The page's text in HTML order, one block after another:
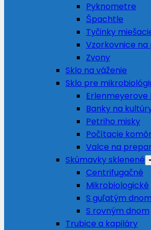
Pyknometre
Špachtle
Tyčinky
Vzorkovnice na
Zvony
Sklo na váženie
Sklo pre
Erlenmeyerove
Banky na
Petriho misky
Počítacie
Valce na
Skúmavky sklenené
Centrifugačné
Mikrobiologické
S guľatým dnom
S rovným dnom
Trubice a kapiláry